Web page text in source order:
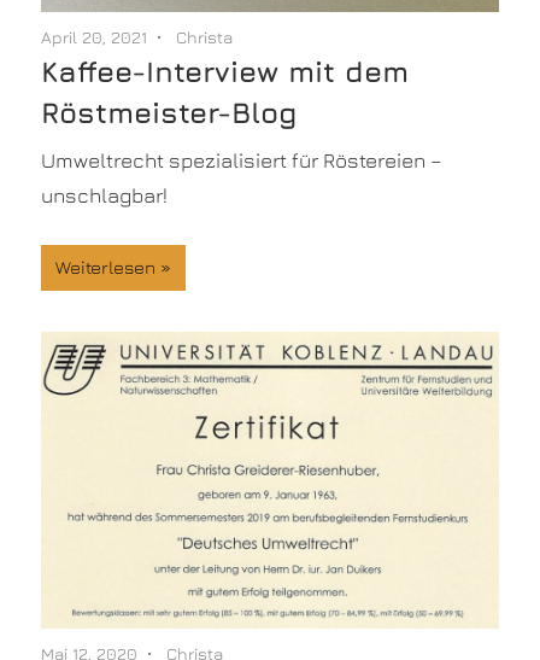
April 20, 2021 Christa
Kaffee-Interview mit dem
Röstmeister-Blog
Umweltrecht spezialisiert für Röstereien –
unschlagbar!
Weiterlesen
Mai 12, 2020 Christa